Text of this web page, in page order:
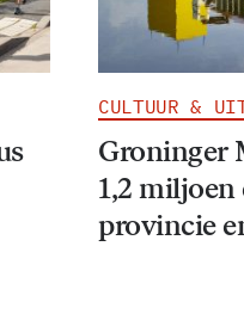
CULTUUR &
Groninger
1,2 miljoen
provincie